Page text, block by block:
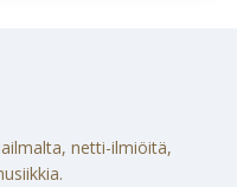
netti-ilmiöitä,